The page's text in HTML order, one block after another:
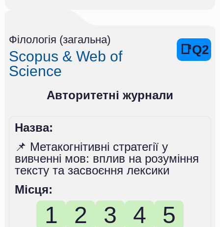
Філологія (загальна)
Scopus & Web of
Science
Авторитетні журнали
📑Q2
Назва:
📌 Метакогнітивні стратегії у
вивченні мов: вплив на розуміння
тексту та засвоєння лексики
Місця:
1 2 3 4 5